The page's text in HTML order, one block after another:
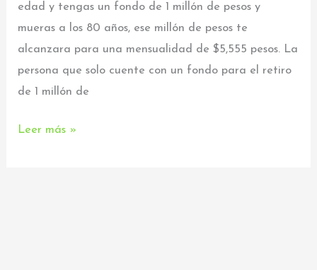
edad y tengas un fondo de 1 millón de pesos y
mueras a los 80 años, ese millón de pesos te
alcanzara para una mensualidad de $5,555 pesos. La
persona que solo cuente con un fondo para el retiro
de 1 millón de
debe
ser
nuestro
fondo
para
retiro?
Leer más »